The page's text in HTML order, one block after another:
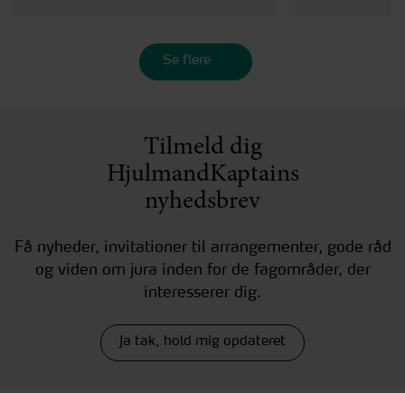
Se flere
Tilmeld dig
HjulmandKaptains
nyhedsbrev
Få nyheder, invitationer til arrangementer, gode råd
og viden om jura inden for de fagområder, der
interesserer dig.
Ja tak, hold mig opdateret